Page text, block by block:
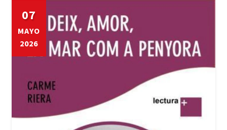
07
MAYO
2026